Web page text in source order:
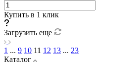
Купить в 1 клик
Загрузить еще
1 ... 9 10 11 12 13 ... 23
Каталог